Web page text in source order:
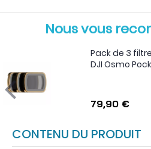
Nous vous
Pack de 3
DJI Osmo
79,90 €
CONTENU DU PRODUIT